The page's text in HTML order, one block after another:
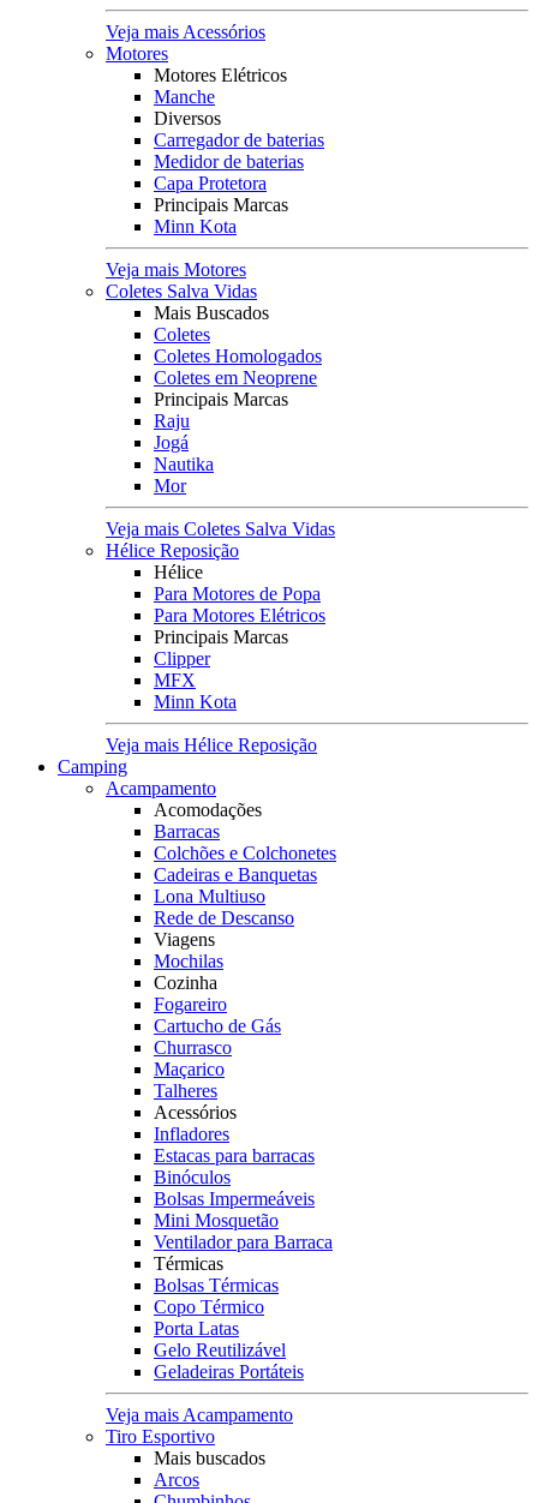
Veja mais Acessórios
Motores
Motores Elétricos
Manche
Diversos
Carregador de baterias
Medidor de baterias
Capa Protetora
Principais Marcas
Minn Kota
Veja mais Motores
Coletes Salva Vidas
Mais Buscados
Coletes
Coletes Homologados
Coletes em Neoprene
Principais Marcas
Raju
Jogá
Nautika
Mor
Veja mais Coletes Salva Vidas
Hélice Reposição
Hélice
Para Motores de Popa
Para Motores Elétricos
Principais Marcas
Clipper
MFX
Minn Kota
Veja mais Hélice Reposição
Camping
Acampamento
Acomodações
Barracas
Colchões e Colchonetes
Cadeiras e Banquetas
Lona Multiuso
Rede de Descanso
Viagens
Mochilas
Cozinha
Fogareiro
Cartucho de Gás
Churrasco
Maçarico
Talheres
Acessórios
Infladores
Estacas para barracas
Binóculos
Bolsas Impermeáveis
Mini Mosquetão
Ventilador para Barraca
Térmicas
Bolsas Térmicas
Copo Térmico
Porta Latas
Gelo Reutilizável
Geladeiras Portáteis
Veja mais Acampamento
Tiro Esportivo
Mais buscados
Arcos